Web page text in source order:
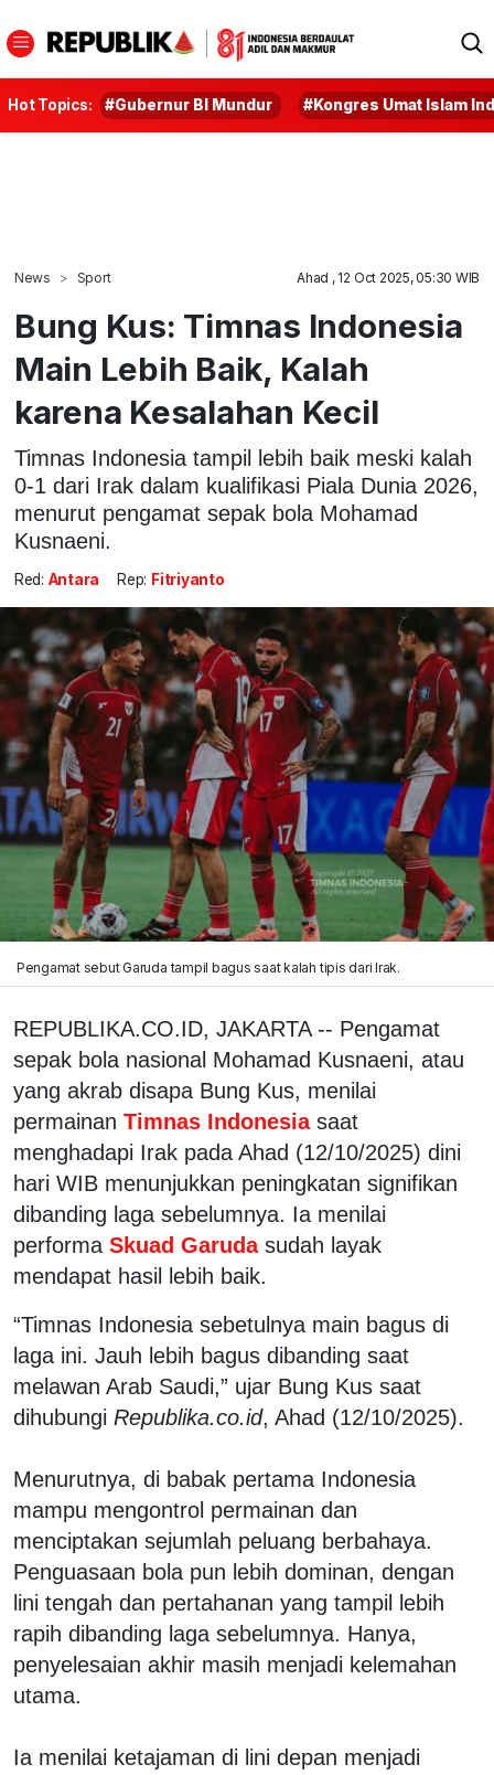
Hot Topics: #Gubernur BI Mundur #Kongres Umat Islam
News Sport Ahad , 12 Oct 2025, 05:30 WIB
Bung Kus: Timnas Indonesia
Main Lebih Baik, Kalah
karena Kesalahan Kecil
Timnas Indonesia tampil lebih baik meski kalah
0-1 dari Irak dalam kualifikasi Piala Dunia 2026,
menurut pengamat sepak bola Mohamad
Kusnaeni.
Red: Antara Rep: Fitriyanto
Pengamat sebut Garuda tampil bagus saat kalah tipis dari Irak.
REPUBLIKA.CO.ID, JAKARTA -- Pengamat
sepak bola nasional Mohamad Kusnaeni, atau
yang akrab disapa Bung Kus, menilai
permainan Timnas Indonesia saat
menghadapi Irak pada Ahad (12/10/2025) dini
hari WIB menunjukkan peningkatan signifikan
dibanding laga sebelumnya. Ia menilai
performa Skuad Garuda sudah layak
mendapat hasil lebih baik.
“Timnas Indonesia sebetulnya main bagus di
laga ini. Jauh lebih bagus dibanding saat
melawan Arab Saudi,” ujar Bung Kus saat
dihubungi Republika.co.id, Ahad (12/10/2025).
Menurutnya, di babak pertama Indonesia
mampu mengontrol permainan dan
menciptakan sejumlah peluang berbahaya.
Penguasaan bola pun lebih dominan, dengan
lini tengah dan pertahanan yang tampil lebih
rapih dibanding laga sebelumnya. Hanya,
penyelesaian akhir masih menjadi kelemahan
utama.
Ia menilai ketajaman di lini depan menjadi